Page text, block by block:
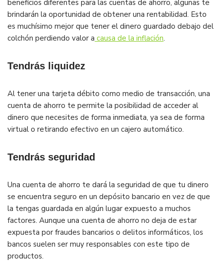
beneficios diferentes para las cuentas de ahorro, algunas te
brindarán la oportunidad de obtener una rentabilidad. Esto
es muchísimo mejor que tener el dinero guardado debajo del
colchón perdiendo valor a causa de la inflación.
Tendrás liquidez
Al tener una tarjeta débito como medio de transacción, una
cuenta de ahorro te permite la posibilidad de acceder al
dinero que necesites de forma inmediata, ya sea de forma
virtual o retirando efectivo en un cajero automático.
Tendrás seguridad
Una cuenta de ahorro te dará la seguridad de que tu dinero
se encuentra seguro en un depósito bancario en vez de que
la tengas guardada en algún lugar expuesto a muchos
factores. Aunque una cuenta de ahorro no deja de estar
expuesta por fraudes bancarios o delitos informáticos, los
bancos suelen ser muy responsables con este tipo de
productos.